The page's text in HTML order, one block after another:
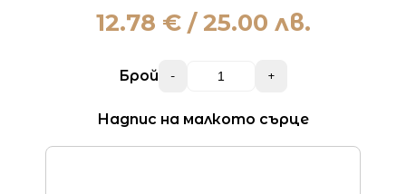
12.78 € / 25.00 лв.
Брой - +
Надпис на малкото сърце